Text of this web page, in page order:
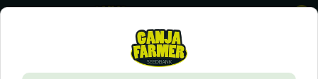
0
GanjaFarmer.fr Types de Graines Graines CBD